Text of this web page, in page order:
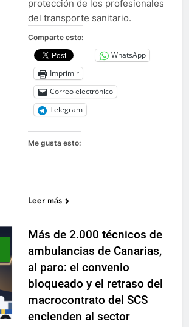
protección de los profesionales
del transporte sanitario.
Comparte esto:
WhatsApp
Imprimir
Correo electrónico
Telegram
Me gusta esto:
Leer más
Más de 2.000 técnicos de
ambulancias de Canarias,
al paro: el convenio
bloqueado y el retraso del
macrocontrato del SCS
encienden al sector